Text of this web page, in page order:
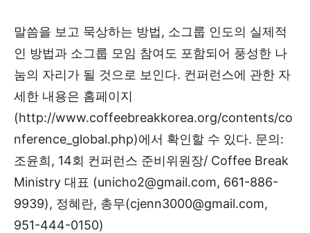
말씀을 보고 묵상하는 방법, 소그룹 인도의 실제적
인 방법과 소그룹 모임 참여도 포함되어 풍성한 나
눔의 자리가 될 것으로 보인다. 컨퍼런스에 관한 자
세한 내용은 홈페이지
(http://www.coffeebreakkorea.org/contents/co
nference_global.php)에서 확인할 수 있다. 문의:
조윤희, 14회 컨퍼런스 준비위원장/ Coffee Break
Ministry 대표 (unicho2@gmail.com, 661-886-
9939), 정혜란, 총무(cjenn3000@gmail.com,
951-444-0150)